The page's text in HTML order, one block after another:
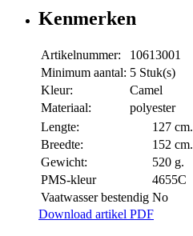
Kenmerken
Artikelnummer:
10613001
Minimum aantal: 5 Stuk(s)
Kleur:
Camel
Materiaal:
polyester
Lengte:
127 cm.
Breedte:
152 cm.
Gewicht:
520 g.
PMS-kleur
4655C
Vaatwasser bestendig No
Download artikel PDF